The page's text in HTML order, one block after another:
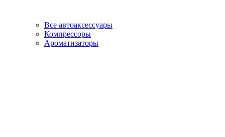
Все автоаксессуары
Компрессоры
Ароматизаторы